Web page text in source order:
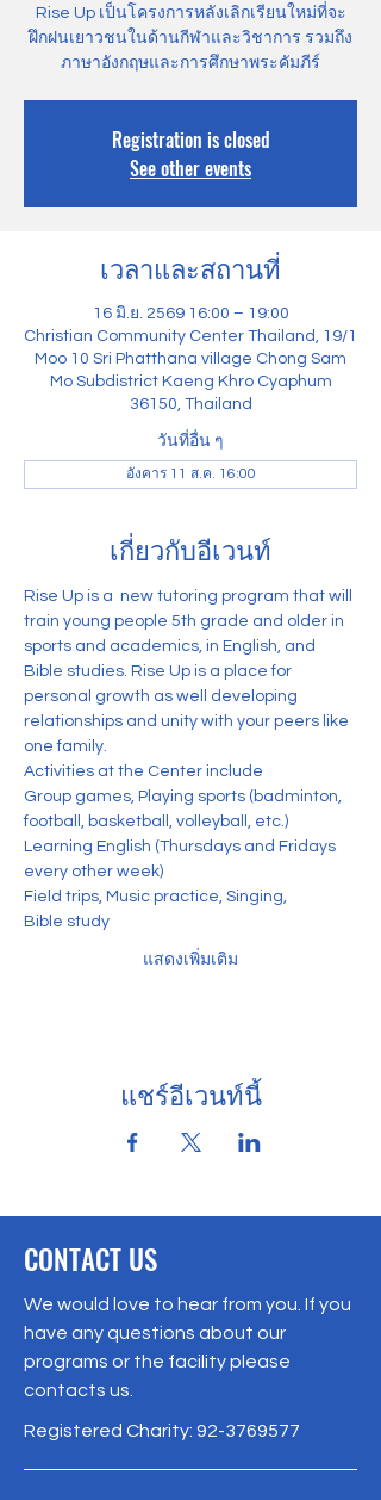
Rise Up เป็นโครงการหลังเลิกเรียนใหม่ที่จะ
ฝึกฝนเยาวชนในด้านกีฬาและวิชาการ รวมถึง
ภาษาอังกฤษและการศึกษาพระคัมภีร์
Registration is closed
See other events
เวลาและสถานที่
16 มิ.ย. 2569 16:00 – 19:00
Christian Community Center Thailand, 19/1
Moo 10 Sri Phatthana village Chong Sam
Mo Subdistrict Kaeng Khro Cyaphum
36150, Thailand
วันที่อื่น ๆ
อังคาร 11 ส.ค. 16:00
เกี่ยวกับอีเวนท์
Rise Up is a  new tutoring program that will
train young people 5th grade and older in
sports and academics, in English, and
Bible studies. Rise Up is a place for
personal growth as well developing
relationships and unity with your peers like
one family.
Activities at the Center include
Group games, Playing sports (badminton,
football, basketball, volleyball, etc.)
Learning English (Thursdays and Fridays
every other week)
Field trips, Music practice, Singing,
Bible study
แสดงเพิ่มเติม
แชร์อีเวนท์นี้
CONTACT US
We would love to hear from you. If you
have any questions about our
programs or the facility please
contacts us.
Registered Charity: 92-3769577